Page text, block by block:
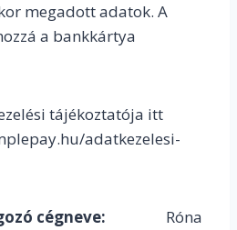
megadott adatok. A
a bankkártya
tájékoztatója itt
adatkezelesi-
cégneve:
Róna